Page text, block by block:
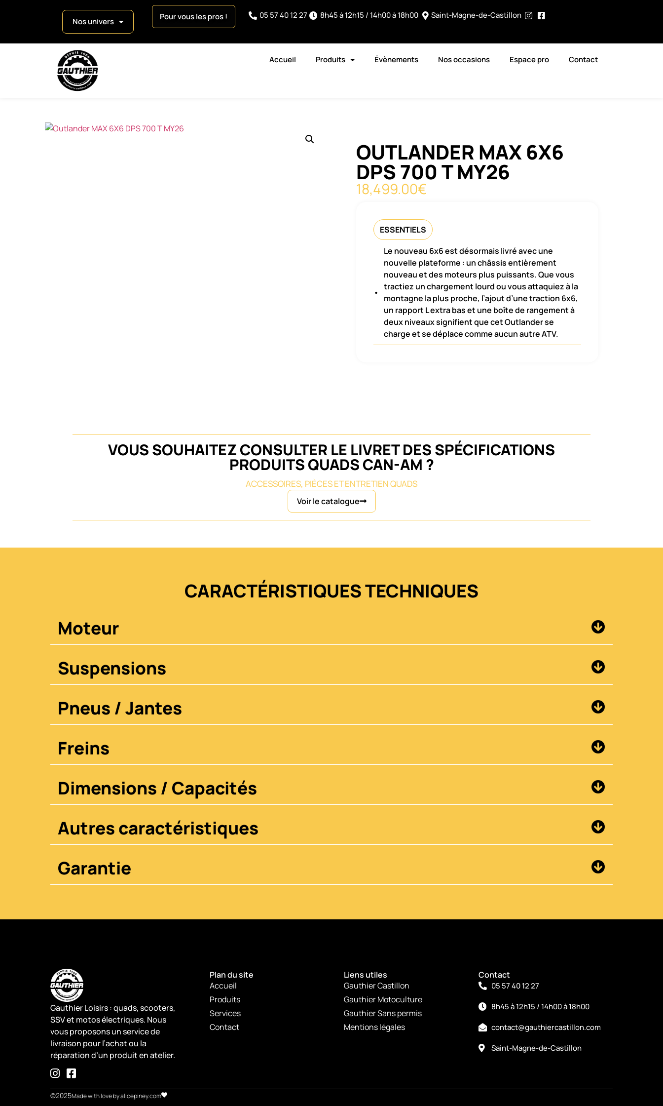
Nos univers Pour vous les pros ! 05 57 40 12 27 8h45 à 12h15 / 14h00 à 18h00 Saint-Magne-de-Castillon
Accueil Produits Évènements Nos occasions Espace pro Contact
OUTLANDER MAX 6X6
DPS 700 T MY26
18,499.00€
ESSENTIELS
•
Le nouveau 6x6 est désormais livré avec une
nouvelle plateforme : un châssis entièrement
nouveau et des moteurs plus puissants. Que vous
tractiez un chargement lourd ou vous attaquiez à la
montagne la plus proche, l’ajout d’une traction 6x6,
un rapport L extra bas et une boîte de rangement à
deux niveaux signifient que cet Outlander se
charge et se déplace comme aucun autre ATV.
VOUS SOUHAITEZ CONSULTER LE LIVRET DES SPÉCIFICATIONS
PRODUITS QUADS CAN-AM ?
ACCESSOIRES, PIÈCES ET ENTRETIEN QUADS
Voir le catalogue
CARACTÉRISTIQUES TECHNIQUES
Moteur
Suspensions
Pneus / Jantes
Freins
Dimensions / Capacités
Autres caractéristiques
Garantie
Gauthier Loisirs : quads, scooters,
SSV et motos électriques. Nous
vous proposons un service de
livraison pour l’achat ou la
réparation d’un produit en atelier.
Plan du site
Accueil
Produits
Services
Contact
Liens utiles
Gauthier Castillon
Gauthier Motoculture
Gauthier Sans permis
Mentions légales
Contact
05 57 40 12 27
8h45 à 12h15 / 14h00 à 18h00
contact@gauthiercastillon.com
Saint-Magne-de-Castillon
©2025Made with love by alicepiney.com